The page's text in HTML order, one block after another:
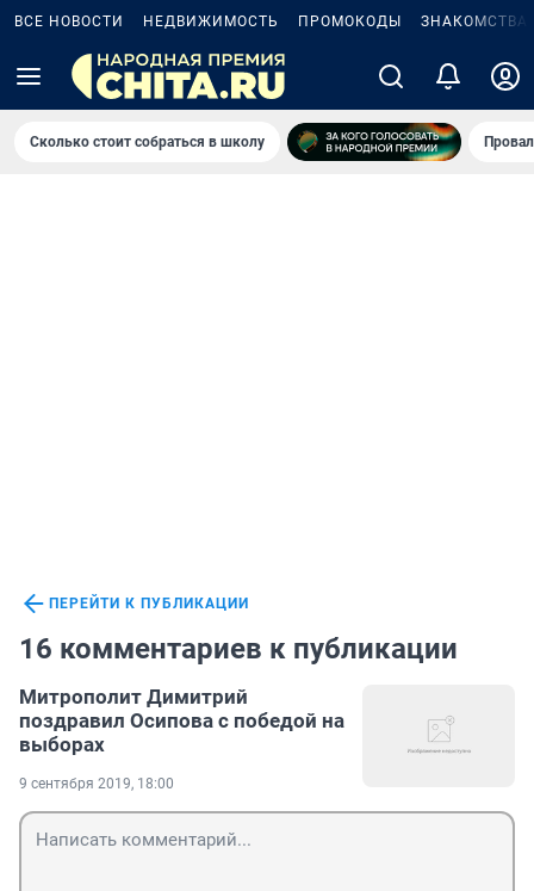
ВСЕ НОВОСТИ НЕДВИЖИМОСТЬ ПРОМОКОДЫ ЗНАКОМСТВА
Сколько стоит собраться в школу
ПЕРЕЙТИ К ПУБЛИКАЦИИ
16 комментариев к публикации
Митрополит Димитрий
поздравил Осипова с победой на
выборах
9 сентября 2019, 18:00